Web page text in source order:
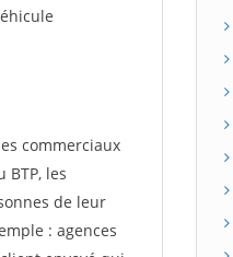
commerciaux
les
de leur
: agences